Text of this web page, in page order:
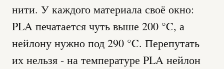
нити. У каждого материала своё окно:
PLA печатается чуть выше 200 °C, а
нейлону нужно под 290 °C. Перепутать
их нельзя - на температуре PLA нейлон